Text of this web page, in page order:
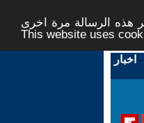
هذه الرسالة مرة اخرى -
This website uses
- اخبار